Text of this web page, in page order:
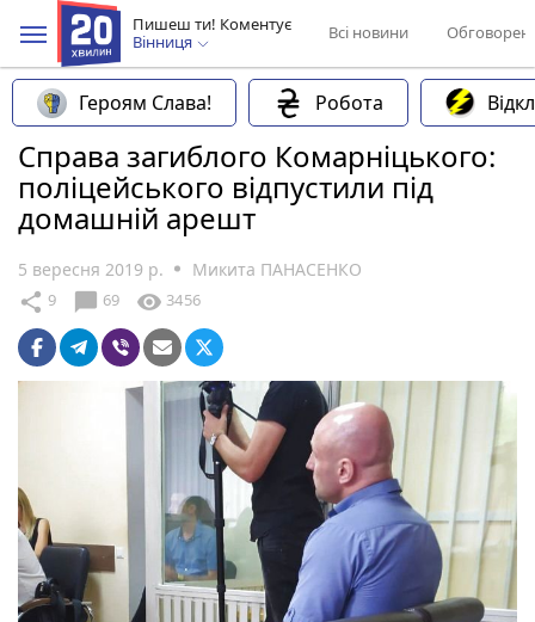
Пишеш ти! Коментує
Вінниця
Всі новини
Героям Слава! Робота
Справа загиблого Комарніцького:
поліцейського відпустили під
домашній арешт
5 вересня 2019 р. Микита ПАНАСЕНКО
share 9 chat_bubble 69 visibility 3456